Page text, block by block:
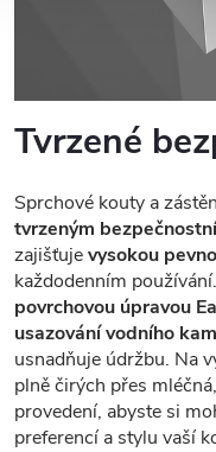
Tvrzené
Sprchové kouty a
tvrzeným
zajišťujevysokou
každodenním
povrchovou úpravou
usazování vodního
usnadňuje údržbu. Na
plně čirých přes
provedení, abyste si
preferencí a stylu vaší